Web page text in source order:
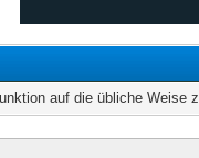
auf die übliche Weise